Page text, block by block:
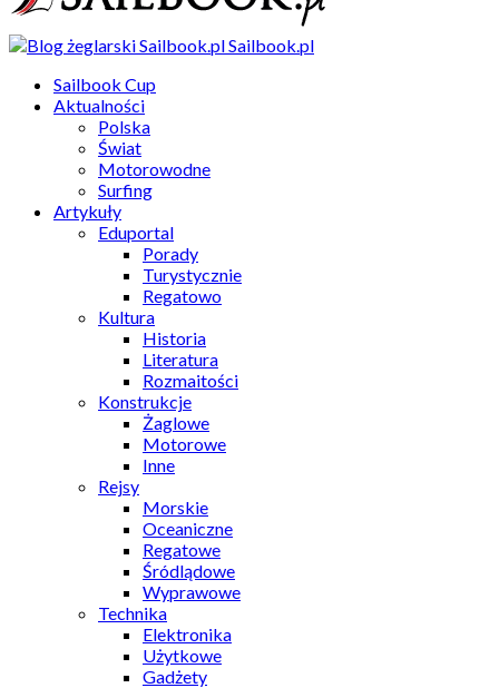
Sailbook.pl
Sailbook Cup
Aktualności
Polska
Świat
Motorowodne
Surfing
Artykuły
Eduportal
Porady
Turystycznie
Regatowo
Kultura
Historia
Literatura
Rozmaitości
Konstrukcje
Żaglowe
Motorowe
Inne
Rejsy
Morskie
Oceaniczne
Regatowe
Śródlądowe
Wyprawowe
Technika
Elektronika
Użytkowe
Gadżety